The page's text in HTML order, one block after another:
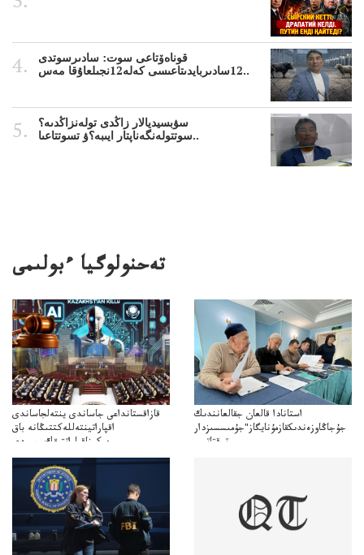
قوناەۆتاعى سوت: سادىرسوتدى
12سادىربايدىتاعىسى كەلە12نجىلعاۇقا مەس..
سۋبسيديالار زاڭدى تولەنزاڭدىە؟
سوتتولەنگەناپتار ايىبە؟ۋ تسوتتاعىا..
تەحنولوگيا ءبولىمى
قازاقستانداعى جاساندى ينتەلجاساندى
اقپاراتينتەللەكتتىڭانە باق
ەركىناقپاراتتىقك جي-دى
شەكجۇمىسىياساتىن جانەا الاباق؟
ەركىندىگىبيلىكجيءدىشەكتەۋساياساتىنقولعاالاما؟
استانادا قالعان جقالعانندىك
جۇجاڭاوزەندىكقازمۇنايگاز"جۇمىسسىزدار
توقتاتىپ